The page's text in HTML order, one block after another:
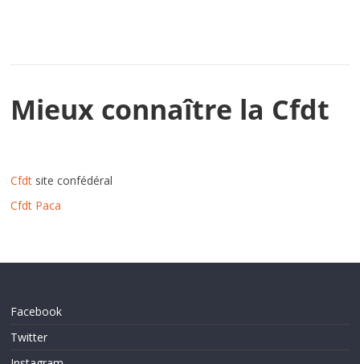
Mieux connaître la Cfdt
Cfdt site confédéral
Cfdt Paca
Facebook
Twitter